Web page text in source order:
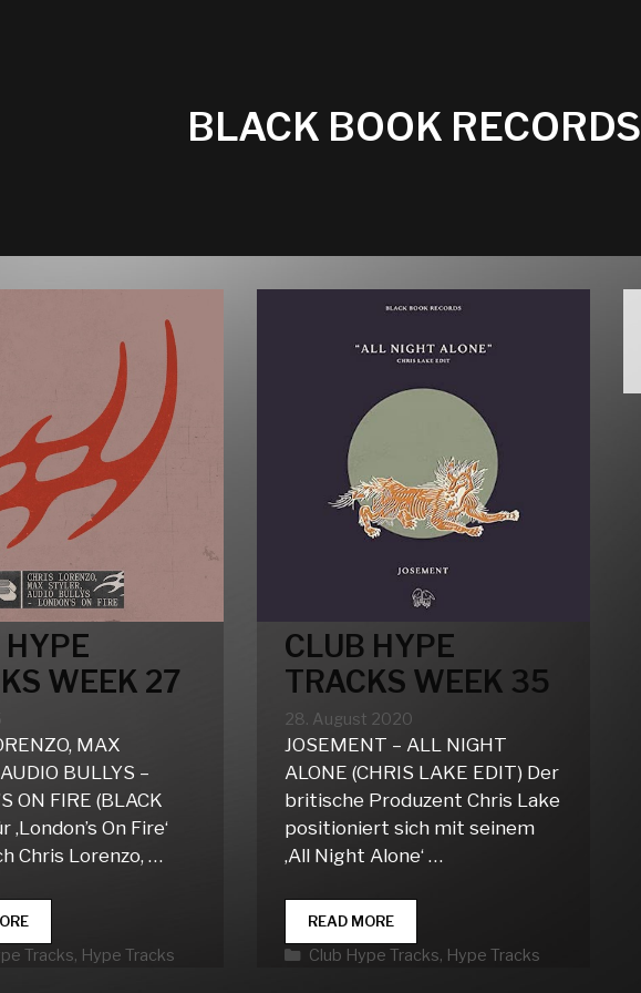
BLACK BOOK RECORDS
WEEK 27
MAX
BULLYS –
ON FIRE (BLACK
‚London’s On Fire‘
Chris Lorenzo, …
CLUB
HYPE
TRACKS
Tracks, Hype Tracks
CLUB HYPE
TRACKS WEEK 35
28. August 2020
JOSEMENT – ALL NIGHT
ALONE (CHRIS LAKE EDIT) Der
britische Produzent Chris Lake
positioniert sich mit seinem
‚All Night Alone‘ …
READ MORECLUB
HYPE
TRACKS
Kategorien
Club Hype Tracks, Hype Tracks